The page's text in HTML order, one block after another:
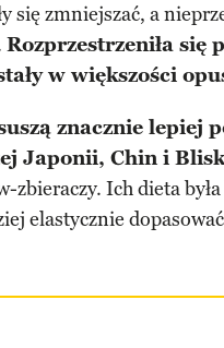
się zmniejszać, a
Rozprzestrzeniła się
w większości
znacznie lepiej
Japonii, Chin i
zbieraczy. Ich dieta
elastycznie